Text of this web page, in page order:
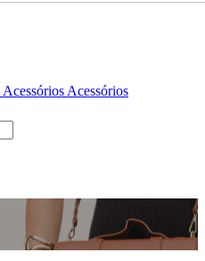
Acessórios Acessórios